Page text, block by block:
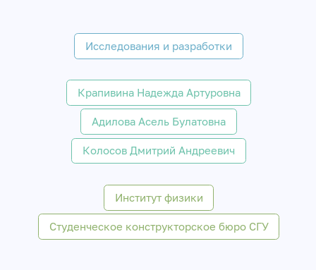
Исследования и разработки
Крапивина Надежда Артуровна
Адилова Асель Булатовна
Колосов Дмитрий Андреевич
Институт физики
Студенческое конструкторское бюро СГУ